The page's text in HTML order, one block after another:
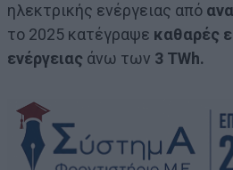
ηλεκτρικής ενέργειας από
το 2025 κατέγραψε καθαρές
ενέργειας άνω των 3 TWh.